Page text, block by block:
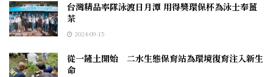
台灣精品率隊泳渡日月潭 用得獎環保杯為泳士奉薑
茶
2024-09-15
從一鏟土開始 二水生態保育站為環境復育注入新生
命